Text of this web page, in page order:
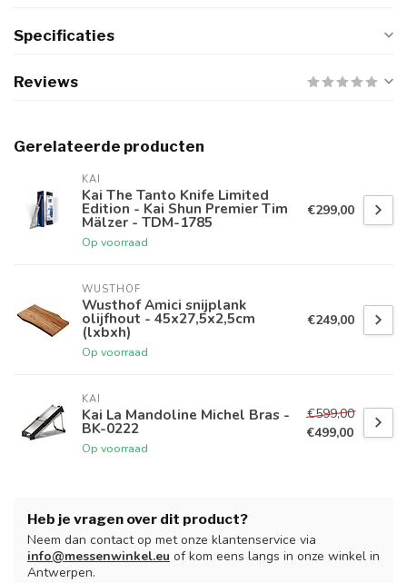
Specificaties
Reviews
Gerelateerde producten
KAI
Kai The Tanto Knife Limited
Edition - Kai Shun Premier Tim
Mälzer - TDM-1785
Op voorraad
€299,00
WUSTHOF
Wusthof Amici snijplank
olijfhout - 45x27,5x2,5cm
(lxbxh)
Op voorraad
€249,00
KAI
Kai La Mandoline Michel Bras -
BK-0222
Op voorraad
€599,00
€499,00
Heb je vragen over dit product?
Neem dan contact op met onze klantenservice via
info@messenwinkel.eu of kom eens langs in onze winkel in
Antwerpen.